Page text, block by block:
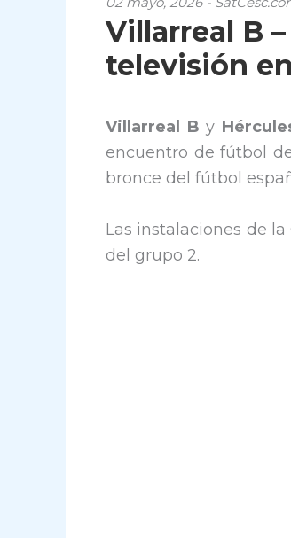
Villarreal B
televisión
Villarreal By
encuentro de fútbol
bronce del fútbol
Las instalaciones de
del grupo 2.